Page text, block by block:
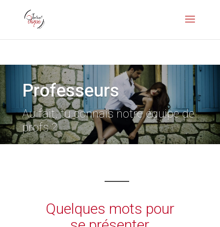
Professeurs
Au fait, tu connais notre équipe de
profs ?
Quelques mots pour